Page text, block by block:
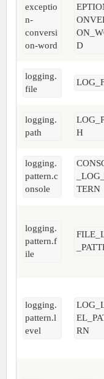
exceptio
n-
conversi
on-word
D
logging.
file
logging.
path
H
logging.
pattern.c
onsole
TERN
logging.
pattern.f
ile
logging.
pattern.l
evel
RN